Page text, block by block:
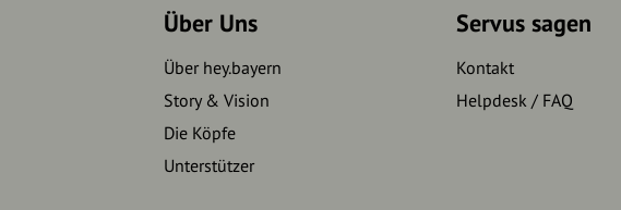
Über Uns
Über hey.bayern
Story & Vision
Die Köpfe
Unterstützer
Servus sagen
Kontakt
Helpdesk / FAQ